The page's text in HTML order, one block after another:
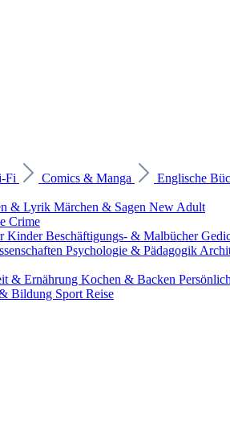
Fi Comics & Manga Englische
& Lyrik Märchen & Sagen New Adult
Crime
KinderBeschäftigungs- & Malbücher
Psychologie & Pädagogik
& Ernährung Kochen & Backen
Bildung Sport Reise